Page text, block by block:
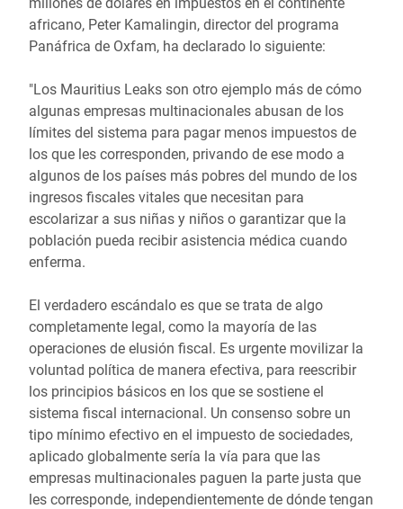
africano, Peter Kamalingin, director del programa
Panáfrica de Oxfam, ha declarado lo siguiente:
"Los Mauritius Leaks son otro ejemplo más de cómo
algunas empresas multinacionales abusan de los
límites del sistema para pagar menos impuestos de
los que les corresponden, privando de ese modo a
algunos de los países más pobres del mundo de los
ingresos fiscales vitales que necesitan para
escolarizar a sus niñas y niños o garantizar que la
población pueda recibir asistencia médica cuando
enferma.
El verdadero escándalo es que se trata de algo
completamente legal, como la mayoría de las
operaciones de elusión fiscal. Es urgente movilizar la
voluntad política de manera efectiva, para reescribir
los principios básicos en los que se sostiene el
sistema fiscal internacional. Un consenso sobre un
tipo mínimo efectivo en el impuesto de sociedades,
aplicado globalmente sería la vía para que las
empresas multinacionales paguen la parte justa que
les corresponde, independientemente de dónde tengan